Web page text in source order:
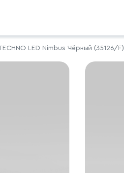
LED Nimbus Чёрный (35126/F)